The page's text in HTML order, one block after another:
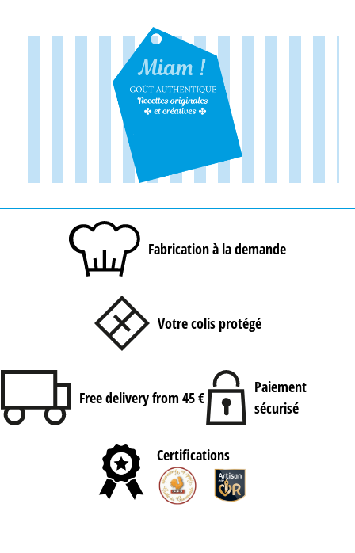
Fabrication à la demande
Votre colis protégé
Free delivery from 45 €
Paiement
sécurisé
Certifications